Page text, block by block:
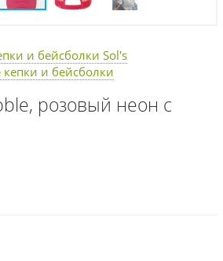
и бейсболки Sol's
кепки и бейсболки
розовый неон с